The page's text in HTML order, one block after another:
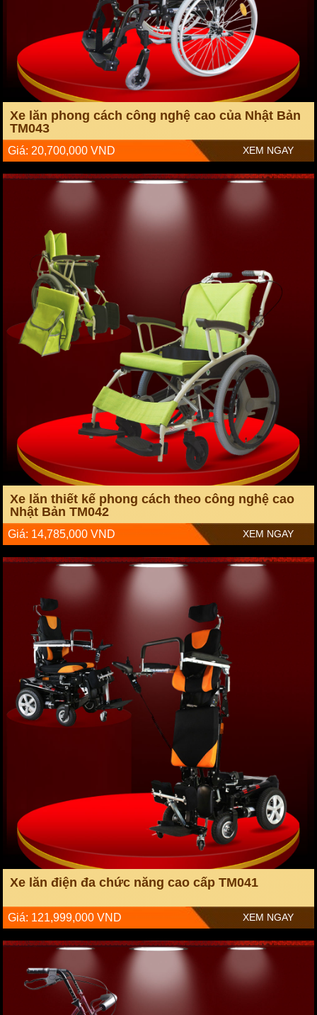
Xe lăn phong cách công nghệ cao của Nhật Bản
TM043
Giá: 20,700,000 VND XEM NGAY
Xe lăn thiết kế phong cách theo công nghệ cao
Nhật Bản TM042
Giá: 14,785,000 VND XEM NGAY
Xe lăn điện đa chức năng cao cấp TM041
Giá: 121,999,000 VND XEM NGAY